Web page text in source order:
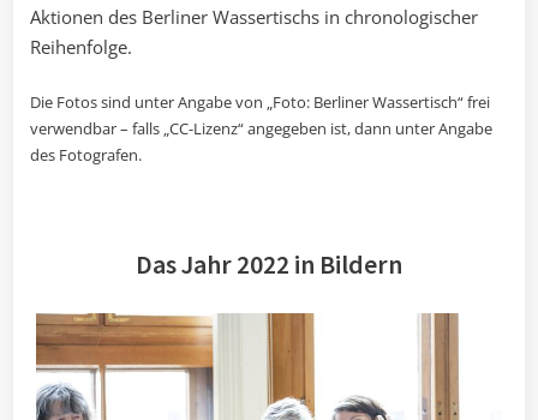
Aktionen des Berliner Wassertischs in chronologischer
Reihenfolge.
Die Fotos sind unter Angabe von „Foto: Berliner Wassertisch“ frei
verwendbar – falls „CC-Lizenz“ angegeben ist, dann unter Angabe
des Fotografen.
Das Jahr 2022 in Bildern